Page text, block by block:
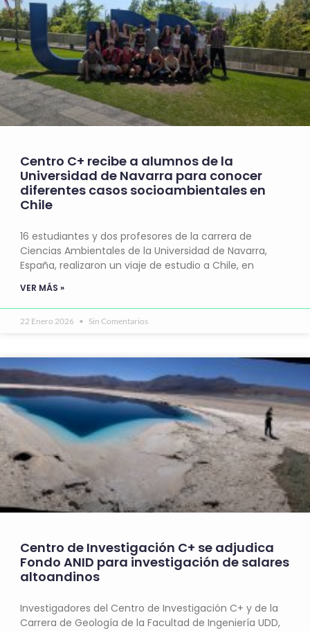
Centro C+ recibe a alumnos de la
Universidad de Navarra para conocer
diferentes casos socioambientales en
Chile
16 estudiantes y dos profesores de la carrera de
Ciencias Ambientales de la Universidad de Navarra,
España, realizaron un viaje de estudio a Chile, en
VER MÁS »
22 Enero 2026 Sin Comentarios
Centro de Investigación C+ se adjudica
Fondo ANID para investigación de salares
altoandinos
Investigadores del Centro de Investigación C+ y de la
Carrera de Geología de la Facultad de Ingeniería UDD,